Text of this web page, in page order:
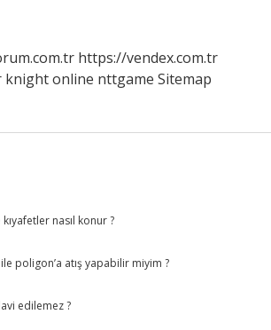
https://vendex.com.tr
knight online nttgame Sitemap
nasıl konur ?
poligon’a atış yapabilir miyim ?
edilemez ?